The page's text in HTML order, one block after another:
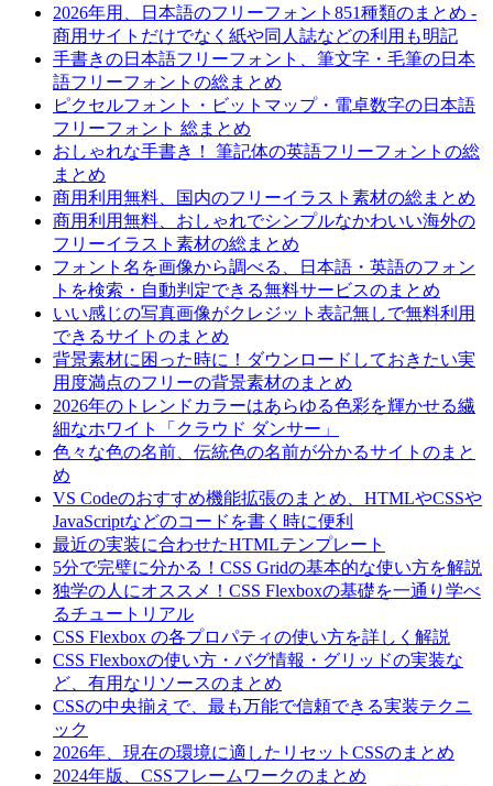
2026年用、日本語のフリーフォント851種類のまとめ -
商用サイトだけでなく紙や同人誌などの利用も明記
手書きの日本語フリーフォント、筆文字・毛筆の日本
語フリーフォントの総まとめ
ピクセルフォント・ビットマップ・電卓数字の日本語
フリーフォント 総まとめ
おしゃれな手書き！ 筆記体の英語フリーフォントの総
まとめ
商用利用無料、国内のフリーイラスト素材の総まとめ
商用利用無料、おしゃれでシンプルなかわいい海外の
フリーイラスト素材の総まとめ
フォント名を画像から調べる、日本語・英語のフォン
トを検索・自動判定できる無料サービスのまとめ
いい感じの写真画像がクレジット表記無しで無料利用
できるサイトのまとめ
背景素材に困った時に！ダウンロードしておきたい実
用度満点のフリーの背景素材のまとめ
2026年のトレンドカラーはあらゆる色彩を輝かせる繊
細なホワイト「クラウド ダンサー」
色々な色の名前、伝統色の名前が分かるサイトのまと
め
VS Codeのおすすめ機能拡張のまとめ、HTMLやCSSや
JavaScriptなどのコードを書く時に便利
最近の実装に合わせたHTMLテンプレート
5分で完璧に分かる！CSS Gridの基本的な使い方を解説
独学の人にオススメ！CSS Flexboxの基礎を一通り学べ
るチュートリアル
CSS Flexbox の各プロパティの使い方を詳しく解説
CSS Flexboxの使い方・バグ情報・グリッドの実装な
ど、有用なリソースのまとめ
CSSの中央揃えで、最も万能で信頼できる実装テクニ
ック
2026年、現在の環境に適したリセットCSSのまとめ
2024年版、CSSフレームワークのまとめ